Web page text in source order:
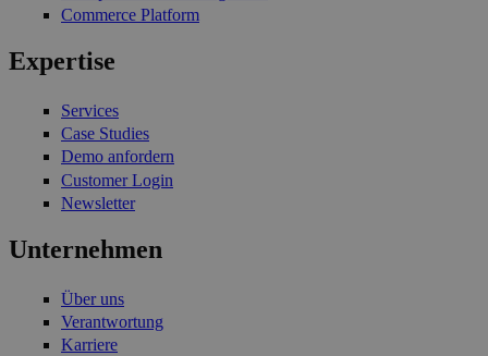
Commerce Platform
Expertise
Services
Case Studies
Demo anfordern
Customer Login
Newsletter
Unternehmen
Über uns
Verantwortung
Karriere